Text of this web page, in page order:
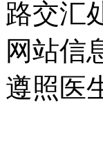
路交汇
网站信
遵照医